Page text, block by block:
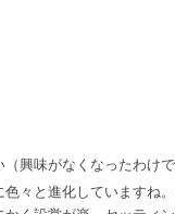
興味がなくなったわけ
々と進化していますね